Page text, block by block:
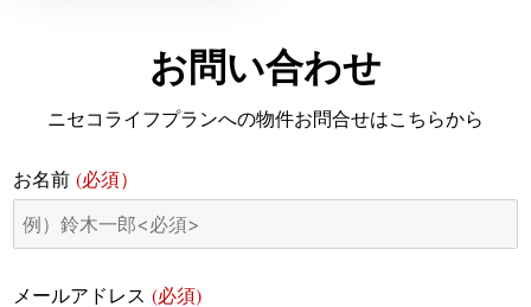
お問い合わせ
ニセコライフプランへの物件お問合せはこちらから
お名前(必須）
メールアドレス(必須)